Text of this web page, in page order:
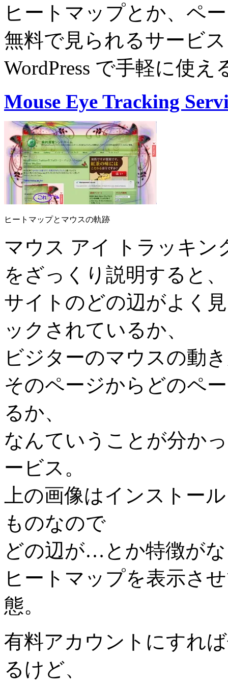
ヒートマップとか、ペ
無料で見られるサービ
WordPress で手軽に使
Mouse Eye Tracking
ヒートマップとマウスの軌跡
マウス アイ トラッキ
をざっくり説明すると、
サイトのどの辺がよく
ックされているか、
ビジターのマウスの動
そのページからどのペ
るか、
なんていうことが分か
ービス。
上の画像はインストー
ものなので
どの辺が…とか特徴が
ヒートマップを表示さ
態。
有料アカウントにすれ
るけど、